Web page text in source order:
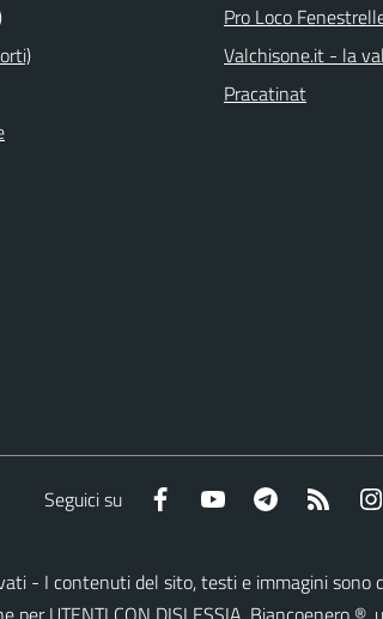
Pro Loco
Valchisone.it - la
Pracatinat
Seguici su Facebook YouTube Telegram RSS
- I contenuti del sito, testi e immagini sono